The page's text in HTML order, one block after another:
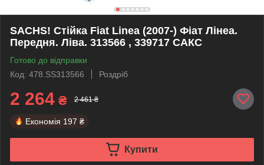
SACHS! Стійка Fiat Linea (2007-) Фіат Лінеа.
Передня. Ліва. 313566 , 339717 САКС
Готово до відправки
Код: 478.SS313566
Роздріб
2 264 ₴ 2 461 ₴
Економія 197 ₴
Купити